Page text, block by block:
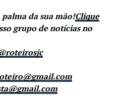
da sua mão!Clique
grupo de notícias no